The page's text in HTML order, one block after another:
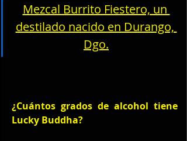
Mezcal Burrito Fiestero, un
destilado nacido en Durango,
Dgo.
¿Cuántos grados de alcohol tiene
Lucky Buddha?